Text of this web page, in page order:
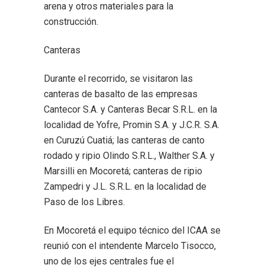
arena y otros materiales para la
construcción.
Canteras
Durante el recorrido, se visitaron las
canteras de basalto de las empresas
Cantecor S.A. y Canteras Becar S.R.L. en la
localidad de Yofre, Promin S.A. y J.C.R. S.A.
en Curuzú Cuatiá; las canteras de canto
rodado y ripio Olindo S.R.L., Walther S.A. y
Marsilli en Mocoretá; canteras de ripio
Zampedri y J.L. S.R.L. en la localidad de
Paso de los Libres.
En Mocoretá el equipo técnico del ICAA se
reunió con el intendente Marcelo Tisocco,
uno de los ejes centrales fue el